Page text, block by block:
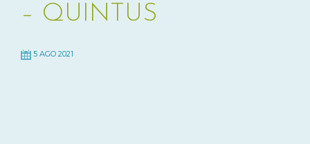
– QUINTUS
5 AGO 2021